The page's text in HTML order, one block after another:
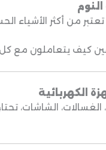
من أكثر الأشياء
كيف يتعاملون مع
الكهربائية
الغسالات، الشاشات،